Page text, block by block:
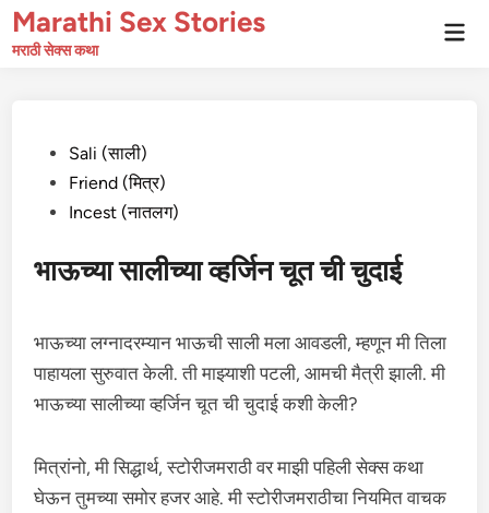
Skip
toMarathi Sex Stories
मराठी सेक्स कथा
PostedSali (साली)
Friend (मित्र)
Incest (नातलग)
भाऊच्या सालीच्या व्हर्जिन चूत ची चुदाई
भाऊच्या लग्नादरम्यान भाऊची साली मला आवडली, म्हणून मी तिला
पाहायला सुरुवात केली. ती माझ्याशी पटली, आमची मैत्री झाली. मी
भाऊच्या सालीच्या व्हर्जिन चूत ची चुदाई कशी केली?
मित्रांनो, मी सिद्धार्थ, स्टोरीजमराठी वर माझी पहिली सेक्स कथा
घेऊन तुमच्या समोर हजर आहे. मी स्टोरीजमराठीचा नियमित वाचक